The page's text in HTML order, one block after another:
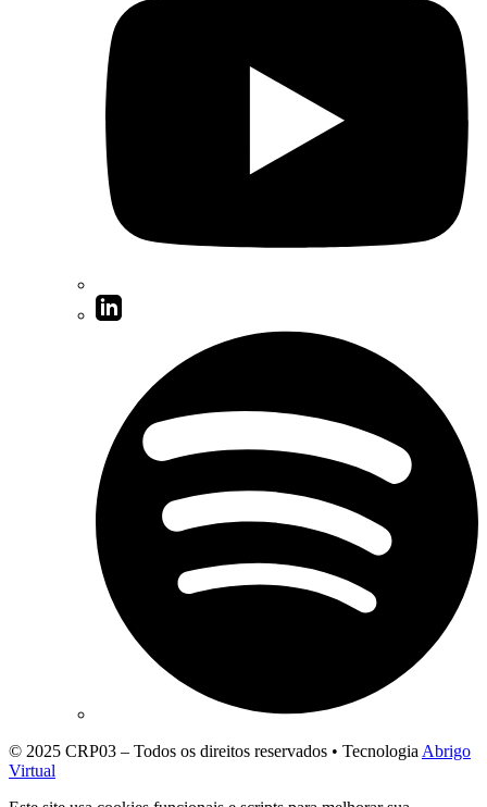
© 2025 CRP03 – Todos os direitos reservados • Tecnologia Abrigo
Virtual